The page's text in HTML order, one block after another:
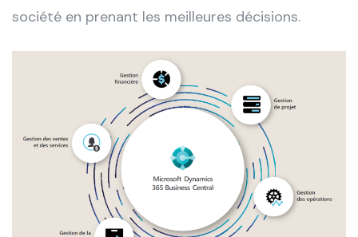
société en prenant les meilleures décisions.